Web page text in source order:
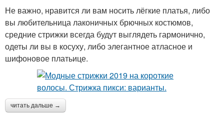
Не важно, нравится ли вам носить лёгкие платья, либо
вы любительница лаконичных брючных костюмов,
средние стрижки всегда будут выглядеть гармонично,
одеты ли вы в косуху, либо элегантное атласное и
шифоновое платьице.
читать дальше →